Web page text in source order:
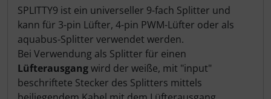
Produktbeschreibung
SPLITTY9 ist ein universeller 9-fach Splitter und
kann für 3-pin Lüfter, 4-pin PWM-Lüfter oder als
aquabus-Splitter verwendet werden.
Bei Verwendung als Splitter für einen
Lüfterausgangwird der weiße, mit "input"
beschriftete Stecker des Splitters mittels